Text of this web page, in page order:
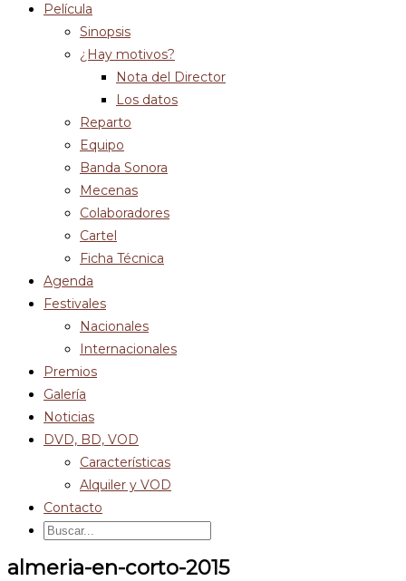
Película
Sinopsis
¿Hay motivos?
Nota del Director
Los datos
Reparto
Equipo
Banda Sonora
Mecenas
Colaboradores
Cartel
Ficha Técnica
Agenda
Festivales
Nacionales
Internacionales
Premios
Galería
Noticias
DVD, BD, VOD
Características
Alquiler y VOD
Contacto
almeria-en-corto-2015